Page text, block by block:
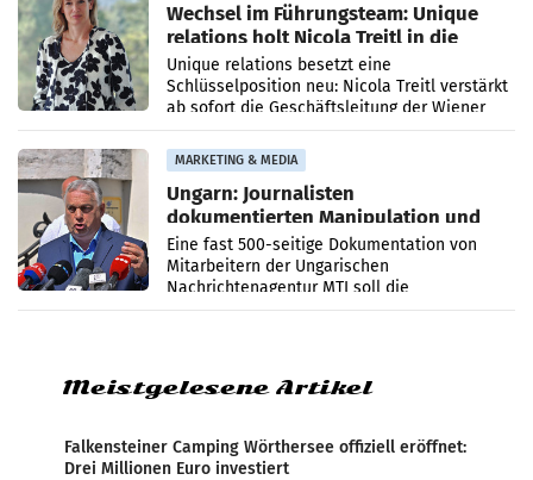
Wechsel im Führungsteam: Unique
relations holt Nicola Treitl in die
Geschäftsleitung
Unique relations besetzt eine
Schlüsselposition neu: Nicola Treitl verstärkt
ab sofort die Geschäftsleitung der Wiener
PR-Agentur an der Seite von Josef Kalina und
Anna Kalina-Mahr.
MARKETING & MEDIA
Ungarn: Journalisten
dokumentierten Manipulation und
Zensur
Eine fast 500-seitige Dokumentation von
Mitarbeitern der Ungarischen
Nachrichtenagentur MTI soll die
systematische Nachrichten-Manipulation und
Meistgelesene Artikel
Falkensteiner Camping Wörthersee offiziell eröffnet:
Drei Millionen Euro investiert